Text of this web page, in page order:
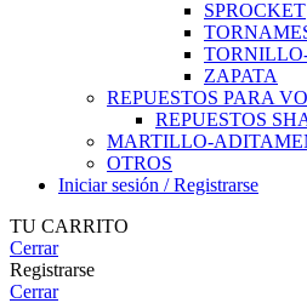
SPROCKET
ZAPATA
REPUESTOS PARA
REPUESTOS
MARTILLO-
OTROS
Iniciar sesión / Registrarse
TU CARRITO
Cerrar
Registrarse
Cerrar